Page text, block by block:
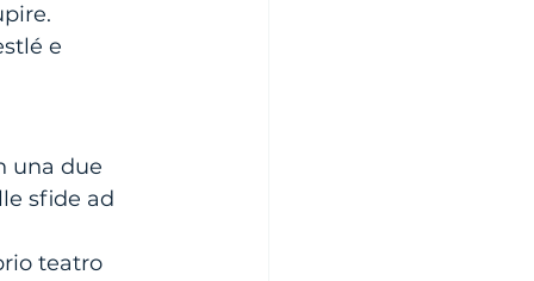
e
una due
sfide ad
teatro